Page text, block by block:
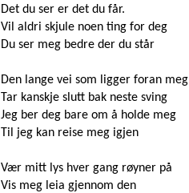
Det du ser er det du får.
Vil aldri skjule noen ting for deg
Du ser meg bedre der du står
Den lange vei som ligger foran meg
Tar kanskje slutt bak neste sving
Jeg ber deg bare om å holde meg
Til jeg kan reise meg igjen
Vær mitt lys hver gang røyner på
Vis meg leia gjennom den